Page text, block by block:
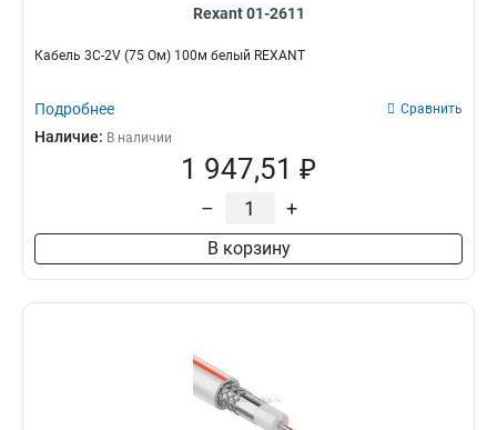
Rexant 01-2611
Кабель 3С-2V (75 Ом) 100м белый REXANT
Подробнее Сравнить
Наличие: В наличии
1 947,51 ₽
– +
В корзину